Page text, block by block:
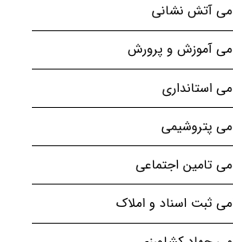
آتش نشانی
آموزش و پرورش
استانداری
پتروشیمی
تامین اجتماعی
ثبت اسناد و املاک